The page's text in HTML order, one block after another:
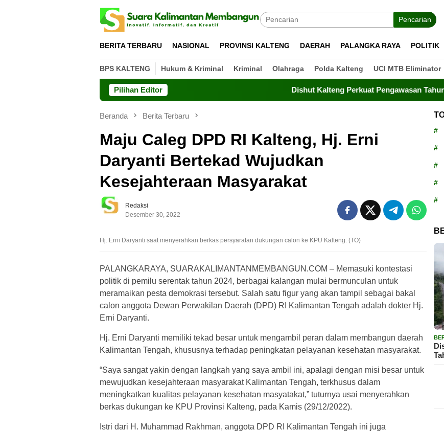
Pencarian
BERITA TERBARU NASIONAL PROVINSI KALTENG DAERAH PALANGKA RAYA POLITIK
BPS KALTENG Hukum & Kriminal Kriminal Olahraga Polda Kalteng UCI MTB Eliminator
Pilihan Editor Dishut Kalteng Perkuat Pengawasan Tahura, Drone
Beranda Berita Terbaru
Maju Caleg DPD RI Kalteng, Hj. Erni
Daryanti Bertekad Wujudkan
Kesejahteraan Masyarakat
Redaksi
Desember 30, 2022
Hj. Erni Daryanti saat menyerahkan berkas persyaratan dukungan calon ke KPU Kalteng. (TO)
PALANGKARAYA, SUARAKALIMANTANMEMBANGUN.COM – Memasuki kontestasi
politik di pemilu serentak tahun 2024, berbagai kalangan mulai bermunculan untuk
meramaikan pesta demokrasi tersebut. Salah satu figur yang akan tampil sebagai bakal
calon anggota Dewan Perwakilan Daerah (DPD) RI Kalimantan Tengah adalah dokter Hj.
Erni Daryanti.
Hj. Erni Daryanti memiliki tekad besar untuk mengambil peran dalam membangun daerah
Kalimantan Tengah, khususnya terhadap peningkatan pelayanan kesehatan masyarakat.
“Saya sangat yakin dengan langkah yang saya ambil ini, apalagi dengan misi besar untuk
mewujudkan kesejahteraan masyarakat Kalimantan Tengah, terkhusus dalam
meningkatkan kualitas pelayanan kesehatan masyatakat,” tuturnya usai menyerahkan
berkas dukungan ke KPU Provinsi Kalteng, pada Kamis (29/12/2022).
Istri dari H. Muhammad Rakhman, anggota DPD RI Kalimantan Tengah ini juga